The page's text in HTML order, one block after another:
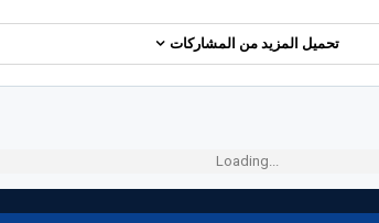
تحميل المزيد من المشاركات
Loading...